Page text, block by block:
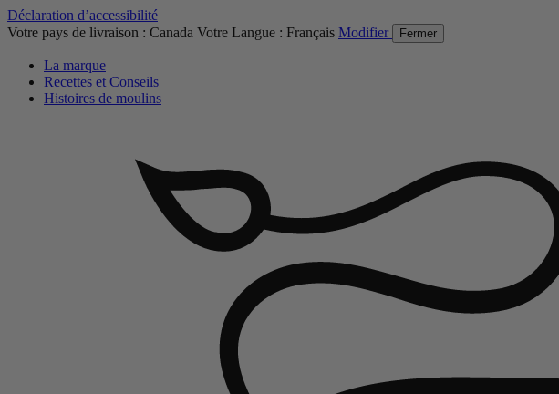
Déclaration d’accessibilité
Votre pays de livraison : Canada Votre Langue : Français Modifier Fermer
La marque
Recettes et Conseils
Histoires de moulins